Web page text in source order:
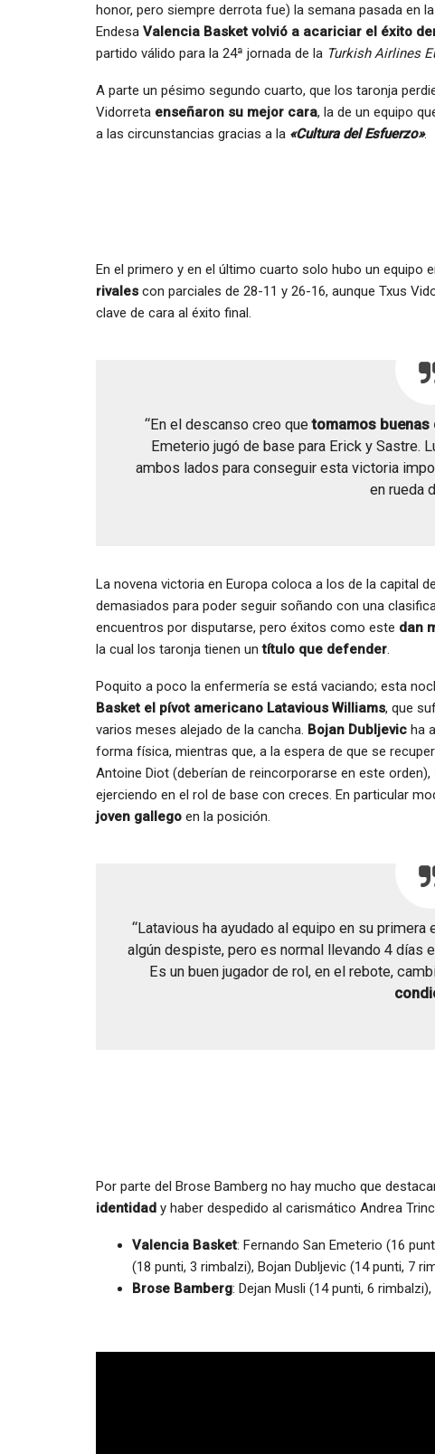
honor, pero siempre derrota fue) la semana pasada en
Endesa Valencia Basket volvió a acariciar el éxito
partido válido para la 24ª jornada de la Turkish Airlines
A parte un pésimo segundo cuarto, que los taronja
Vidorreta enseñaron su mejor cara, la de un equipo
a las circunstancias gracias a la «Cultura del Esfuerzo».
En el primero y en el último cuarto solo hubo un equipo
rivales con parciales de 28-11 y 26-16, aunque Txus
clave de cara al éxito final.
“En el descanso creo quetomamos buenas
Emeterio jugó de base para Erick y Sastre.
ambos lados para conseguir esta victoria
en rueda
La novena victoria en Europa coloca a los de la capital
demasiados para poder seguir soñando con una
encuentros por disputarse, pero éxitos como este dan
la cual los taronja tienen untítulo que defender.
Poquito a poco la enfermería se está vaciando; esta
Basket el pívot americano Latavious Williams, que
varios meses alejado de la cancha. Bojan Dubljevic ha
forma física, mientras que, a la espera de que se
Antoine Diot (deberían de reincorporarse en este orden),
ejerciendo en el rol de base con creces. En particular
joven gallego en la posición.
“Latavious ha ayudado al equipo en su
algún despiste, pero es normal llevando 4 días
Es un buen jugador de rol, en el rebote,
Por parte del Brose Bamberg no hay mucho que
identidad y haber despedido al carismático Andrea
Valencia Basket: Fernando San Emeterio (16
(18 punti, 3 rimbalzi), Bojan Dubljevic (14 punti, 7
Brose Bamberg: Dejan Musli (14 punti, 6